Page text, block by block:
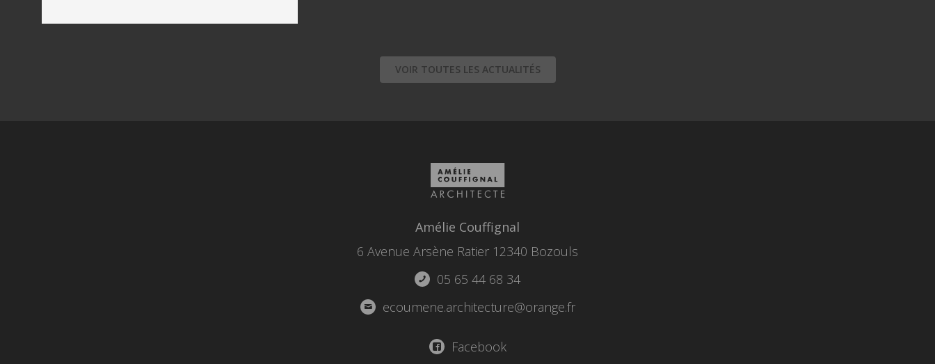
VOIR TOUTES LES ACTUALITÉS
Amélie Couffignal
6 Avenue Arsène Ratier 12340 Bozouls
05 65 44 68 34
ecoumene.architecture@orange.fr
Facebook